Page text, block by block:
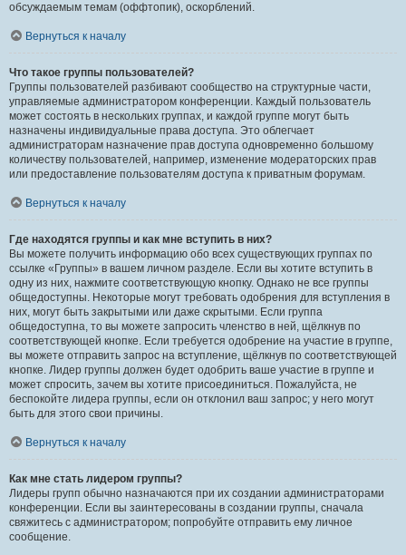
обсуждаемым темам (оффтопик), оскорблений.
Вернуться к началу
Что такое группы пользователей?
Группы пользователей разбивают сообщество на структурные части,
управляемые администратором конференции. Каждый пользователь
может состоять в нескольких группах, и каждой группе могут быть
назначены индивидуальные права доступа. Это облегчает
администраторам назначение прав доступа одновременно большому
количеству пользователей, например, изменение модераторских прав
или предоставление пользователям доступа к приватным форумам.
Вернуться к началу
Где находятся группы и как мне вступить в них?
Вы можете получить информацию обо всех существующих группах по
ссылке «Группы» в вашем личном разделе. Если вы хотите вступить в
одну из них, нажмите соответствующую кнопку. Однако не все группы
общедоступны. Некоторые могут требовать одобрения для вступления в
них, могут быть закрытыми или даже скрытыми. Если группа
общедоступна, то вы можете запросить членство в ней, щёлкнув по
соответствующей кнопке. Если требуется одобрение на участие в группе,
вы можете отправить запрос на вступление, щёлкнув по соответствующей
кнопке. Лидер группы должен будет одобрить ваше участие в группе и
может спросить, зачем вы хотите присоединиться. Пожалуйста, не
беспокойте лидера группы, если он отклонил ваш запрос; у него могут
быть для этого свои причины.
Вернуться к началу
Как мне стать лидером группы?
Лидеры групп обычно назначаются при их создании администраторами
конференции. Если вы заинтересованы в создании группы, сначала
свяжитесь с администратором; попробуйте отправить ему личное
сообщение.